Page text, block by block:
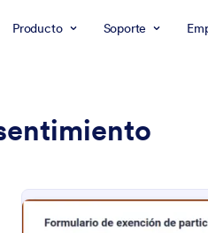
Producto Soporte